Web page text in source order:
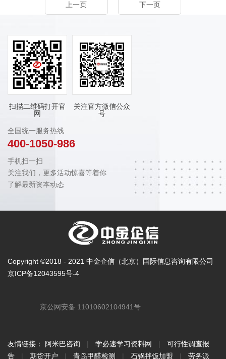
上一页 下一页
扫描二维码打开官
网
关注官方微信公众
号
全国统一服务热线
400-1050-986
手机扫一扫
关注我们，更多活动惊喜等着你
了解最新资本动态
Copyright ©2018 - 2021 中金企信（北京）国际信息咨询有限公司
京ICP备12043595号-4
京公网安备 11010602104941号
友情链接： 阿米巴咨询 | 学必速学习资料网 |
可行性调查报
告
| 期货开户 | 青岛甲醛检测 | 石锅拌饭加盟 | 劳务派